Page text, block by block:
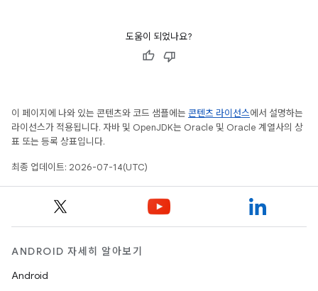
도움이 되었나요?
이 페이지에 나와 있는 콘텐츠와 코드 샘플에는 콘텐츠 라이선스에서 설명하는
라이선스가 적용됩니다. 자바 및 OpenJDK는 Oracle 및 Oracle 계열사의 상
표 또는 등록 상표입니다.
최종 업데이트: 2026-07-14(UTC)
ANDROID 자세히 알아보기
Android